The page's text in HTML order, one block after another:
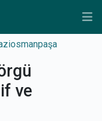
ve